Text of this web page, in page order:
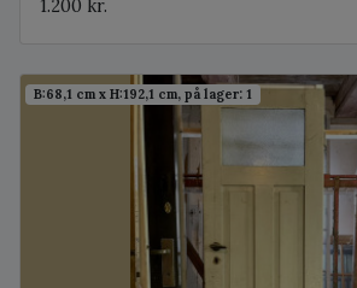
1.200 kr.
B:68,1 cm x H:192,1 cm, på lager: 1